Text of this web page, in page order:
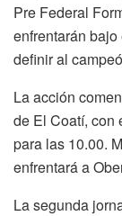
Pre Federal
enfrentarán
definir al
La acción
de El Coatí, con
para las 10.00.
enfrentará a
La segunda